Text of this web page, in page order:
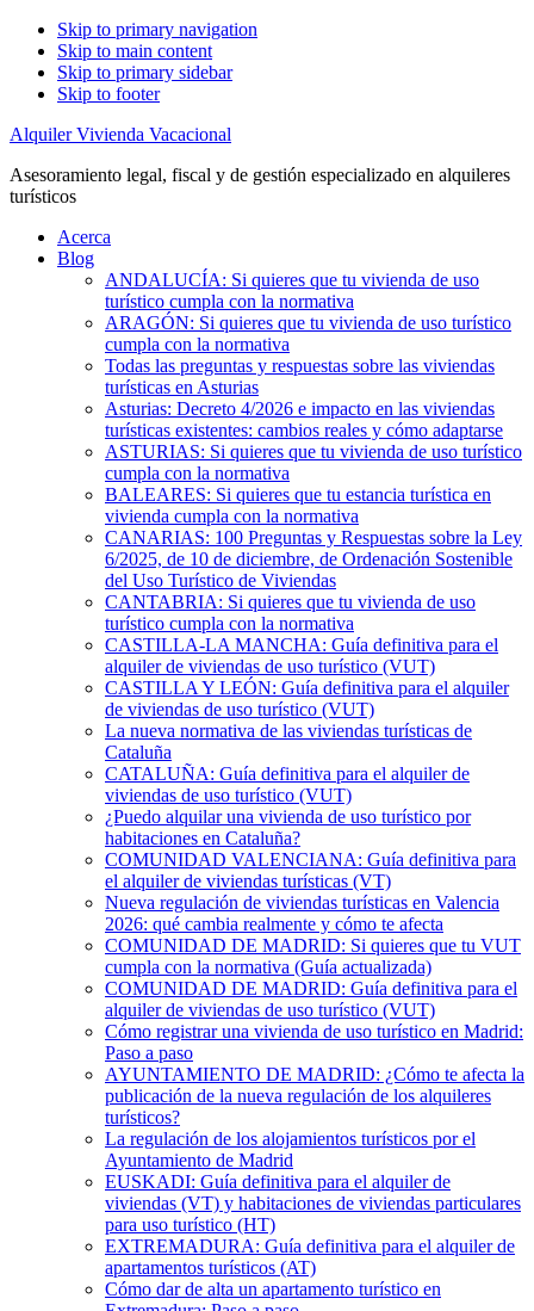
Skip to primary navigation
Skip to main content
Skip to primary sidebar
Skip to footer
Alquiler Vivienda Vacacional
Asesoramiento legal, fiscal y de gestión especializado en alquileres
turísticos
Acerca
Blog
ANDALUCÍA: Si quieres que tu vivienda de uso
turístico cumpla con la normativa
ARAGÓN: Si quieres que tu vivienda de uso turístico
cumpla con la normativa
Todas las preguntas y respuestas sobre las viviendas
turísticas en Asturias
Asturias: Decreto 4/2026 e impacto en las viviendas
turísticas existentes: cambios reales y cómo adaptarse
ASTURIAS: Si quieres que tu vivienda de uso turístico
cumpla con la normativa
BALEARES: Si quieres que tu estancia turística en
vivienda cumpla con la normativa
CANARIAS: 100 Preguntas y Respuestas sobre la Ley
6/2025, de 10 de diciembre, de Ordenación Sostenible
del Uso Turístico de Viviendas
CANTABRIA: Si quieres que tu vivienda de uso
turístico cumpla con la normativa
CASTILLA-LA MANCHA: Guía definitiva para el
alquiler de viviendas de uso turístico (VUT)
CASTILLA Y LEÓN: Guía definitiva para el alquiler
de viviendas de uso turístico (VUT)
La nueva normativa de las viviendas turísticas de
Cataluña
CATALUÑA: Guía definitiva para el alquiler de
viviendas de uso turístico (VUT)
¿Puedo alquilar una vivienda de uso turístico por
habitaciones en Cataluña?
COMUNIDAD VALENCIANA: Guía definitiva para
el alquiler de viviendas turísticas (VT)
Nueva regulación de viviendas turísticas en Valencia
2026: qué cambia realmente y cómo te afecta
COMUNIDAD DE MADRID: Si quieres que tu VUT
cumpla con la normativa (Guía actualizada)
COMUNIDAD DE MADRID: Guía definitiva para el
alquiler de viviendas de uso turístico (VUT)
Cómo registrar una vivienda de uso turístico en Madrid:
Paso a paso
AYUNTAMIENTO DE MADRID: ¿Cómo te afecta la
publicación de la nueva regulación de los alquileres
turísticos?
La regulación de los alojamientos turísticos por el
Ayuntamiento de Madrid
EUSKADI: Guía definitiva para el alquiler de
viviendas (VT) y habitaciones de viviendas particulares
para uso turístico (HT)
EXTREMADURA: Guía definitiva para el alquiler de
apartamentos turísticos (AT)
Cómo dar de alta un apartamento turístico en